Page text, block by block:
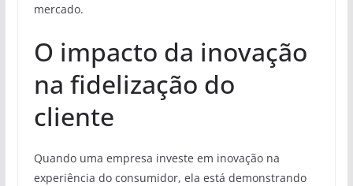
mercado.
O impacto da inovação
na fidelização do
cliente
Quando uma empresa investe em inovação na
experiência do consumidor, ela está demonstrando